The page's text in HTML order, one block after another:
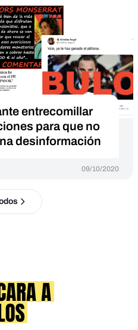
entrecomillar
para que no
desinformación
09/10/2020